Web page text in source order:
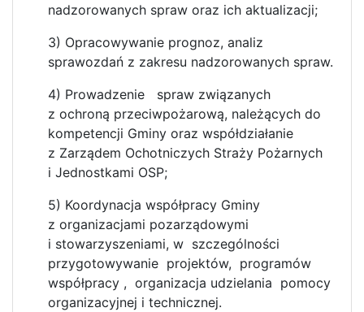
nadzorowanych spraw oraz ich aktualizacji;
3) Opracowywanie prognoz, analiz
sprawozdań z zakresu nadzorowanych spraw.
4) Prowadzenie spraw związanych
z ochroną przeciwpożarową, należących do
kompetencji Gminy oraz współdziałanie
z Zarządem Ochotniczych Straży Pożarnych
i Jednostkami OSP;
5) Koordynacja współpracy Gminy
z organizacjami pozarządowymi
i stowarzyszeniami, w szczególności
przygotowywanie projektów, programów
współpracy , organizacja udzielania pomocy
organizacyjnej i technicznej.